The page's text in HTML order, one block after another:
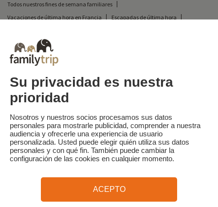
Todos nuestros fines de semana familiares
Vacaciones de última hora en Francia
Escapadas de última hora
Vacaciones en camping en Francia
Destinos
Vacaciones de esquí en Francia
Familytrip
¿Quiénes somos?
Condiciones generales y política de privacidad
Lo que la prensa dice de nosotros
Socios FAQ Blog Mapa del sitio
Pago seguro dirigido por Sooyoos
¿Necesitas ayuda?
Su privacidad es nuestra
prioridad
Nosotros y nuestros socios procesamos sus datos
personales para mostrarle publicidad, comprender a nuestra
audiencia y ofrecerle una experiencia de usuario
personalizada. Usted puede elegir quién utiliza sus datos
personales y con qué fin. También puede cambiar la
configuración de las cookies en cualquier momento.
ACEPTO